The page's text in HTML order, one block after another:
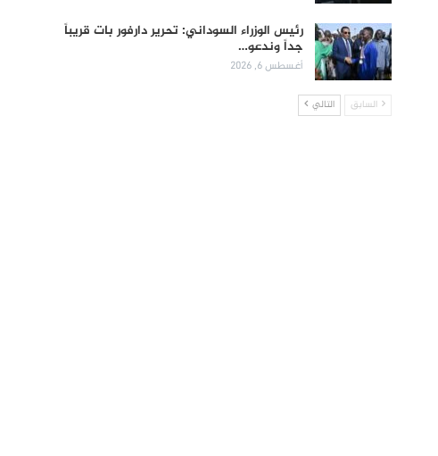
رئيس الوزراء السوداني: تحرير دارفور بات قريباً
جداً وندعو…
أغسطس 6, 2026
السابق التالي